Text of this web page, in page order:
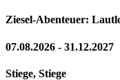
Ziesel-Abenteuer:
07.08.2026 - 31.12.2027
Stiege, Stiege